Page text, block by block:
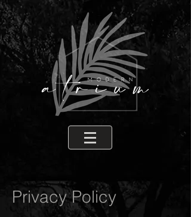
Privacy Policy